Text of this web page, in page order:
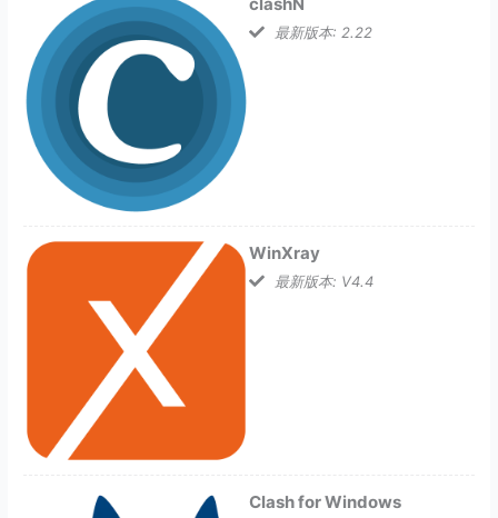
最新版本: 2.22
WinXray
最新版本: V4.4
Clash for Windows